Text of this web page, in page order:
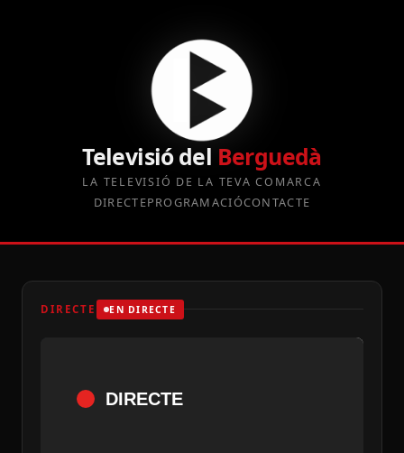
Televisió del Berguedà
LA TELEVISIÓ DE LA TEVA COMARCA
DIRECTEPROGRAMACIÓCONTACTE
DIRECTE EN DIRECTE
DIRECTE